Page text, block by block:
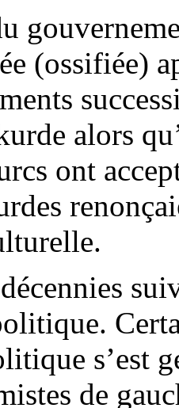
(ossifiée)
alors
ont
s’est
de